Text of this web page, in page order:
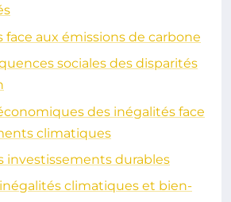
face aux émissions de carbone
sociales des disparités
des inégalités face
climatiques
investissements durables
climatiques et bien-